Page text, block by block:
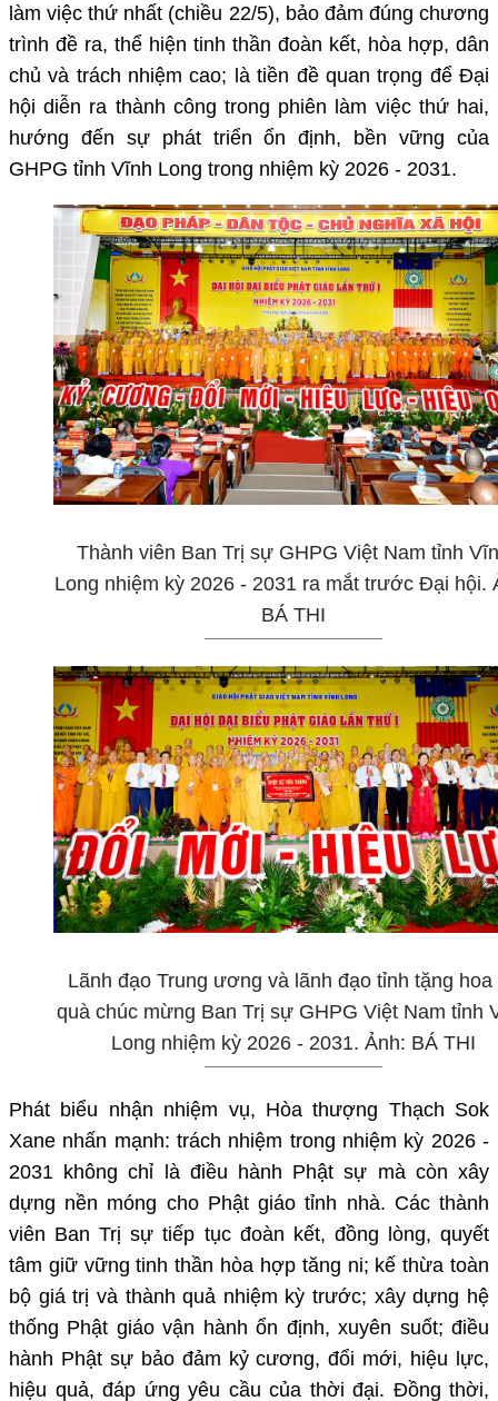
làm việc thứ nhất (chiều 22/5), bảo đảm đúng chương
trình đề ra, thể hiện tinh thần đoàn kết, hòa hợp, dân
chủ và trách nhiệm cao; là tiền đề quan trọng để Đại
hội diễn ra thành công trong phiên làm việc thứ hai,
hướng đến sự phát triển ổn định, bền vững của
GHPG tỉnh Vĩnh Long trong nhiệm kỳ 2026 - 2031.
Thành viên Ban Trị sự GHPG Việt Nam tỉnh
Long nhiệm kỳ 2026 - 2031 ra mắt trước Đại hội.
BÁ THI
Lãnh đạo Trung ương và lãnh đạo tỉnh tặng hoa
quà chúc mừng Ban Trị sự GHPG Việt Nam tỉnh
Long nhiệm kỳ 2026 - 2031. Ảnh: BÁ THI
Phát biểu nhận nhiệm vụ, Hòa thượng Thạch Sok
Xane nhấn mạnh: trách nhiệm trong nhiệm kỳ 2026 -
2031 không chỉ là điều hành Phật sự mà còn xây
dựng nền móng cho Phật giáo tỉnh nhà. Các thành
viên Ban Trị sự tiếp tục đoàn kết, đồng lòng, quyết
tâm giữ vững tinh thần hòa hợp tăng ni; kế thừa toàn
bộ giá trị và thành quả nhiệm kỳ trước; xây dựng hệ
thống Phật giáo vận hành ổn định, xuyên suốt; điều
hành Phật sự bảo đảm kỷ cương, đổi mới, hiệu lực,
hiệu quả, đáp ứng yêu cầu của thời đại. Đồng thời,